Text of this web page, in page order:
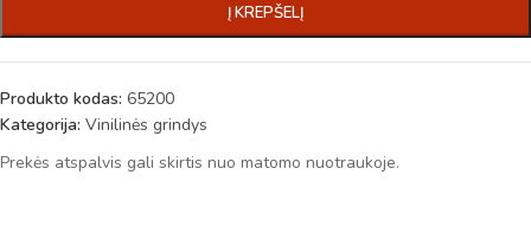
Į KREPŠELĮ
Produkto kodas: 65200
Kategorija: Vinilinės grindys
Prekės atspalvis gali skirtis nuo matomo nuotraukoje.